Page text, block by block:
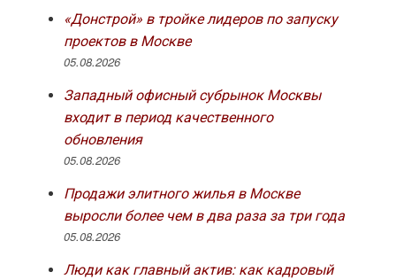
«Донстрой» в тройке лидеров по запуску
проектов в Москве
05.08.2026
Западный офисный субрынок Москвы
входит в период качественного
обновления
05.08.2026
Продажи элитного жилья в Москве
выросли более чем в два раза за три года
05.08.2026
Люди как главный актив: как кадровый